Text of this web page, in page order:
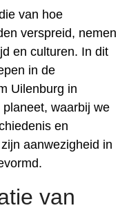
van hoe
verspreid, nemen
en culturen. In dit
in de
Uilenburg in
waarbij we
en
aanwezigheid in
van